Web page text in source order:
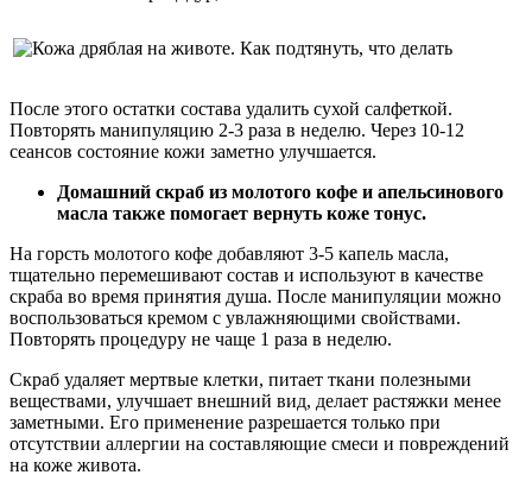
После этого остатки состава удалить сухой салфеткой.
Повторять манипуляцию 2-3 раза в неделю. Через 10-12
сеансов состояние кожи заметно улучшается.
Домашний скраб из молотого кофе и апельсинового
масла также помогает вернуть коже тонус.
На горсть молотого кофе добавляют 3-5 капель масла,
тщательно перемешивают состав и используют в качестве
скраба во время принятия душа. После манипуляции можно
воспользоваться кремом с увлажняющими свойствами.
Повторять процедуру не чаще 1 раза в неделю.
Скраб удаляет мертвые клетки, питает ткани полезными
веществами, улучшает внешний вид, делает растяжки менее
заметными. Его применение разрешается только при
отсутствии аллергии на составляющие смеси и повреждений
на коже живота.